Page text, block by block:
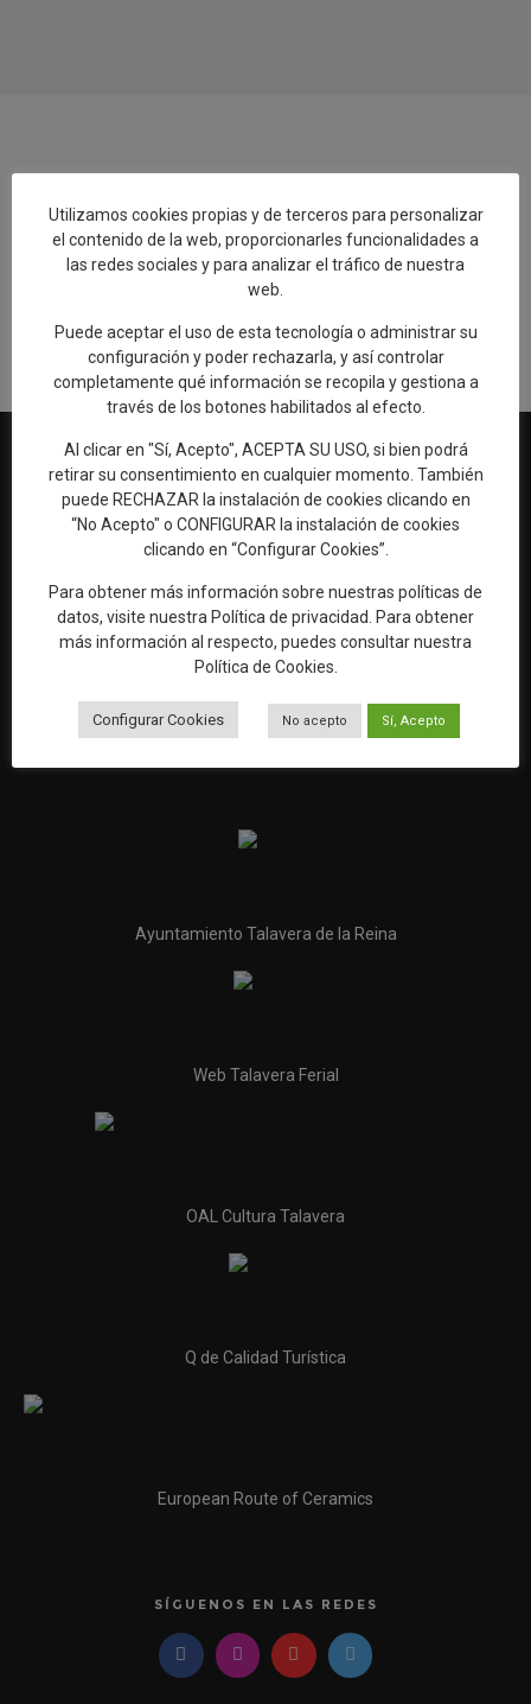
Añadir reseña en Google
Rellenar encuesta de calidad
Web oficial de Turismo del Excmo. Ayuntamiento de Talavera de
OFICINA DE TURISMO
Ronda del Cañillo, s/n
45600 Talavera de la Reina (Toledo)
925 82 63 22
Ayuntamiento Talavera de la Reina
Web Talavera Ferial
OAL Cultura Talavera
Q de Calidad Turística
European Route of Ceramics
SÍGUENOS EN LAS REDES
Utilizamos cookies propias y de terceros para personalizar
el contenido de la web, proporcionarles funcionalidades a
las redes sociales y para analizar el tráfico de nuestra
web.
Puede aceptar el uso de esta tecnología o administrar su
configuración y poder rechazarla, y así controlar
completamente qué información se recopila y gestiona a
través de los botones habilitados al efecto.
Al clicar en "Sí, Acepto", ACEPTA SU USO, si bien podrá
retirar su consentimiento en cualquier momento. También
puede RECHAZAR la instalación de cookies clicando en
“No Acepto" o CONFIGURAR la instalación de cookies
clicando en “Configurar Cookies”.
Para obtener más información sobre nuestras políticas de
datos, visite nuestra Política de privacidad
. Para obtener
más información al respecto, puedes consultar nuestra
Política de Cookies
Configurar Cookies No acepto Sí, Acepto